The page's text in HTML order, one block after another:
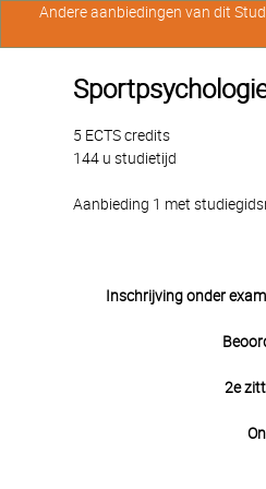
5 ECTS credits
144 u studietijd
Aanbieding 1 met
Inschrijving onder
2e
Andere aanbiedingen van dit